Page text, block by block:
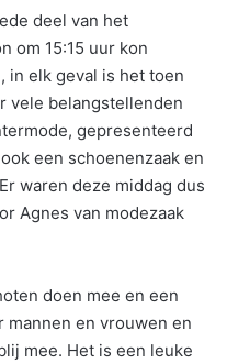
deel van het
om 15:15 uur kon
in elk geval is het toen
vele belangstellenden
gepresenteerd
een schoenenzaak en
waren deze middag dus
Agnes van modezaak
doen mee en een
mannen en vrouwen en
mee. Het is een leuke